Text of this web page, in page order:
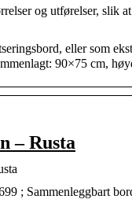
og utførelser, slik
eller som
90×75 cm,
– Rusta
; Sammenleggbart